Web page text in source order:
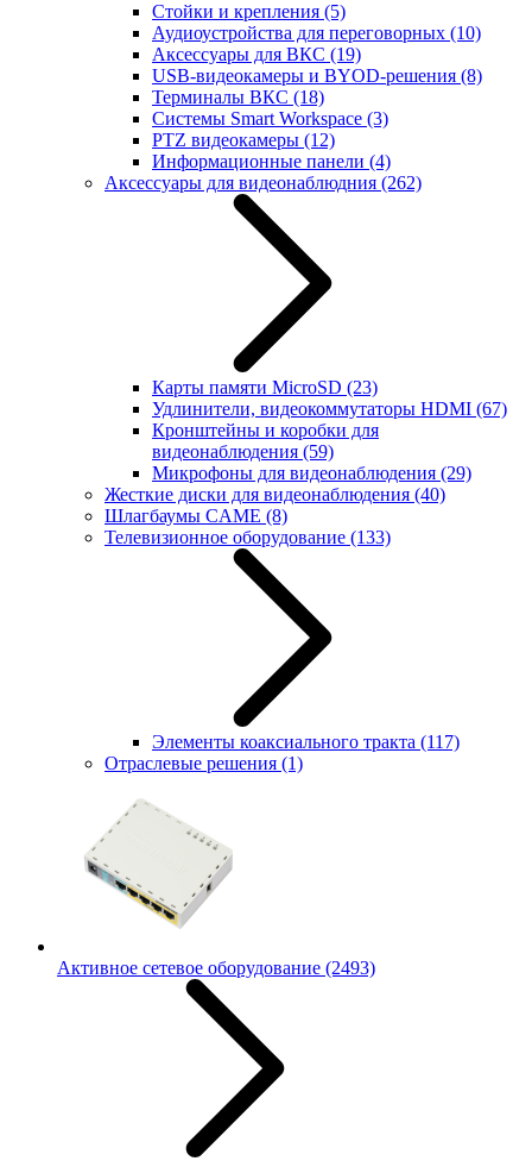
Стойки и крепления (5)
Аудиоустройства для переговорных (10)
Аксессуары для ВКС (19)
USB-видеокамеры и BYOD-решения (8)
Терминалы ВКС (18)
Системы Smart Workspace (3)
PTZ видеокамеры (12)
Информационные панели (4)
Аксессуары для видеонаблюдния (262)
Карты памяти MicroSD (23)
Удлинители, видеокоммутаторы HDMI (67)
Кронштейны и коробки для
видеонаблюдения (59)
Микрофоны для видеонаблюдения (29)
Жесткие диски для видеонаблюдения (40)
Шлагбаумы CAME (8)
Телевизионное оборудование (133)
Элементы коаксиального тракта (117)
Отраслевые решения (1)
Активное сетевое оборудование (2493)